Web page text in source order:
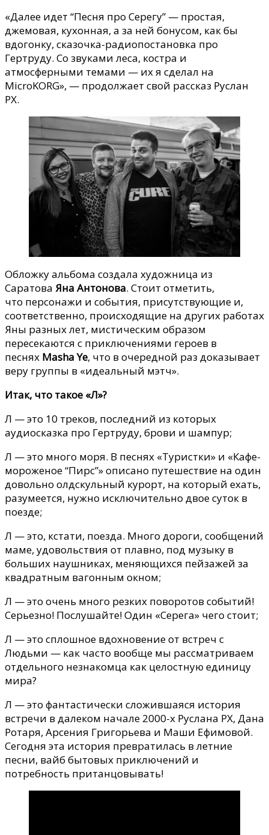
«Далее идет “Песня про Серегу” — простая,
джемовая, кухонная, а за ней бонусом, как бы
вдогонку, сказочка-радиопостановка про
Гертруду. Cо звуками леса, костра и
атмосферными темами — их я сделал на
MicroKORG», — продолжает свой рассказ Руслан
РХ.
Обложку альбома создала художница из
Саратова Яна Антонова. Стоит отметить,
что персонажи и события, присутствующие и,
соответственно, происходящие на других работах
Яны разных лет, мистическим образом
пересекаются с приключениями героев в
песнях Masha Ye, что в очередной раз доказывает
веру группы в «идеальный мэтч».
Итак, что такое «Л»?
Л — это 10 треков, последний из которых
аудиосказка про Гертруду, брови и шампур;
Л — это много моря. В песнях «Туристки» и «Кафе-
мороженое “Пирс”» описано путешествие на один
довольно олдскульный курорт, на который ехать,
разумеется, нужно исключительно двое суток в
поезде;
Л — это, кстати, поезда. Много дороги, сообщений
маме, удовольствия от плавно, под музыку в
больших наушниках, меняющихся пейзажей за
квадратным вагонным окном;
Л — это очень много резких поворотов событий!
Серьезно! Послушайте! Один «Серега» чего стоит;
Л — это сплошное вдохновение от встреч с
Людьми — как часто вообще мы рассматриваем
отдельного незнакомца как целостную единицу
мира?
Л — это фантастически сложившаяся история
встречи в далеком начале 2000-х Руслана PX, Дана
Ротаря, Арсения Григорьева и Маши Ефимовой.
Сегодня эта история превратилась в летние
песни, вайб бытовых приключений и
потребность пританцовывать!